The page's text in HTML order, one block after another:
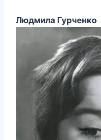
Людмила Гурченко